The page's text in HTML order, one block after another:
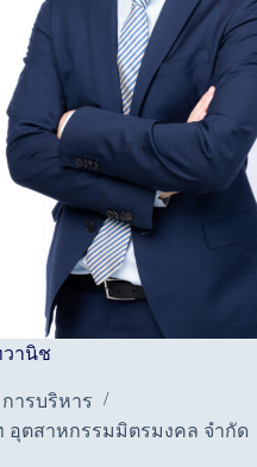
านิช
ารบริหาร
อุตสาหกรรมมิตรมงคล จำกัด